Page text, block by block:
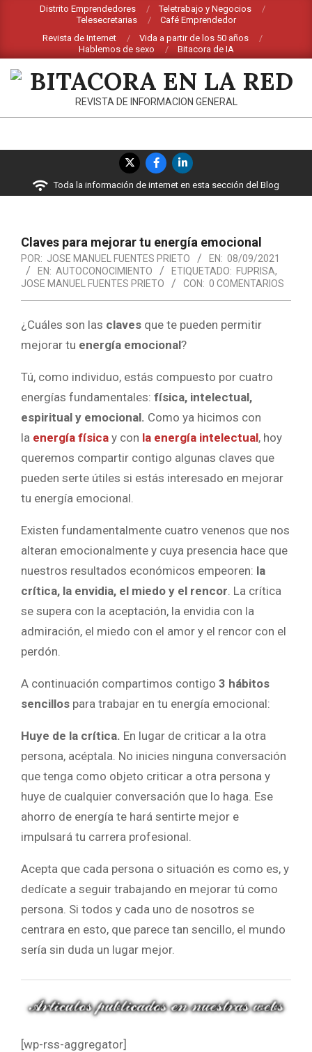
contenido
Distrito Emprendedores
Teletrabajo y Negocios
Telesecretarias
Café Emprendedor
Revista de Internet
Vida a partir de los 50 años
Hablemos de sexo
Bitacora de IA
BITACORA
LA
RED
REVISTA DE INFORMACION GENERAL
navegación
Toda la información de internet en esta sección del Blog
Claves para mejorar tu energía emocional
POR: JOSE MANUEL FUENTES PRIETO EN: 08/09/2021
EN: AUTOCONOCIMIENTO ETIQUETADO: FUPRISA,
JOSE MANUEL FUENTES PRIETO
CON: 0 COMENTARIOS
¿Cuáles son las claves que te pueden permitir
mejorar tu energía emocional?
Tú, como individuo, estás compuesto por cuatro
energías fundamentales: física, intelectual,
espiritual y emocional. Como ya hicimos con
la energía física y con la energía intelectual, hoy
queremos compartir contigo algunas claves que
pueden serte útiles si estás interesado en mejorar
tu energía emocional.
Existen fundamentalmente cuatro venenos que nos
alteran emocionalmente y cuya presencia hace que
nuestros resultados económicos empeoren: la
crítica, la envidia, el miedo y el rencor. La crítica
se supera con la aceptación, la envidia con la
admiración, el miedo con el amor y el rencor con el
perdón.
A continuación compartimos contigo 3 hábitos
sencillos para trabajar en tu energía emocional:
Huye de la crítica. En lugar de criticar a la otra
persona, acéptala. No inicies ninguna conversación
que tenga como objeto criticar a otra persona y
huye de cualquier conversación que lo haga. Ese
ahorro de energía te hará sentirte mejor e
impulsará tu carrera profesional.
Acepta que cada persona o situación es como es, y
dedícate a seguir trabajando en mejorar tú como
persona. Si todos y cada uno de nosotros se
centrara en esto, que parece tan sencillo, el mundo
sería sin duda un lugar mejor.
[wp-rss-aggregator]